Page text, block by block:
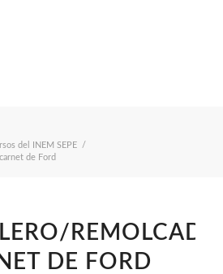
del INEM SEPE
/
de Ford
DE FORD